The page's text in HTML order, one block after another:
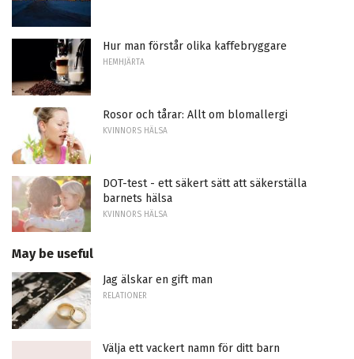
Hur man förstår olika kaffebryggare
HEMHJÄRTA
Rosor och tårar: Allt om blomallergi
KVINNORS HÄLSA
DOT-test - ett säkert sätt att säkerställa
barnets hälsa
KVINNORS HÄLSA
May be useful
Jag älskar en gift man
RELATIONER
Välja ett vackert namn för ditt barn